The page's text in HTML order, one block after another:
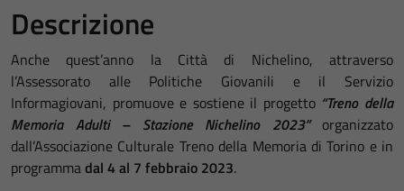
Descrizione
Anche quest’anno la Città di Nichelino, attraverso
l’Assessorato alle Politiche Giovanili e il Servizio
Informagiovani, promuove e sostiene il progetto “Treno della
Memoria Adulti – Stazione Nichelino 2023”organizzato
dall’Associazione Culturale Treno della Memoria di Torino e in
programmadal 4 al 7 febbraio 2023.